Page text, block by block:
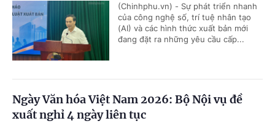
(Chinhphu.vn) - Sự phát triển nhanh
của công nghệ số, trí tuệ nhân tạo
(AI) và các hình thức xuất bản mới
đang đặt ra những yêu cầu cấp...
Ngày Văn hóa Việt Nam 2026: Bộ Nội vụ đề
xuất nghỉ 4 ngày liên tục